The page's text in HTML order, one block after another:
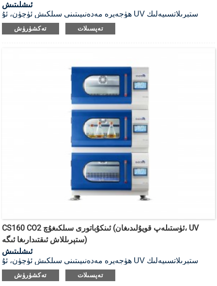
ئىشلىتىش
ھۈجەيرە مەدەنىيىتىنى سىلكىش ئۈچۈن، ئۇ UV ستېرىلاتسىيەلىك
CO2 ئىنكۇباتور سىلكىغۇچ.
تەكشۈرۈش تەپسىلات
CS160 CO2 ئىنكۇباتورى سىلكىغۇچ (ئۈستىلەپ قويۇلىدىغان، UV
ستېرىللاش ئىقتىدارىغا ئىگە)
ئىشلىتىش
ھۈجەيرە مەدەنىيىتىنى سىلكىش ئۈچۈن، ئۇ UV ستېرىلاتسىيەلىك
CO2 ئىنكۇباتور سىلكىغۇچ.
تەكشۈرۈش تەپسىلات